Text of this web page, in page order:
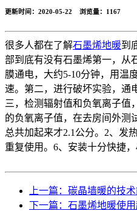
更新时间：2020-05-22 浏览量： 1167
很多人都在了解石墨烯地暖到
部到底有没有石墨烯第一，从
膜通电，大约5-10分钟，用温
速。第二，进行破坏实验，通
三，检测辐射值和负氧离子值
的负氧离子值，在去房间外测
总共加起来才2.1公分。2、发
重复使用。6、安装十分快捷
上一篇：碳晶墙暖的技
下一篇：石墨烯地暖使用